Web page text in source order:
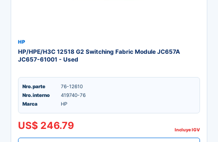
HP
HP/HPE/H3C 12518 G2 Switching Fabric Module JC657A
JC657-61001 - Used
Nro. parte
76-12610
Nro. interno
419740-76
Marca
HP
US$ 246.79 Incluye IGV